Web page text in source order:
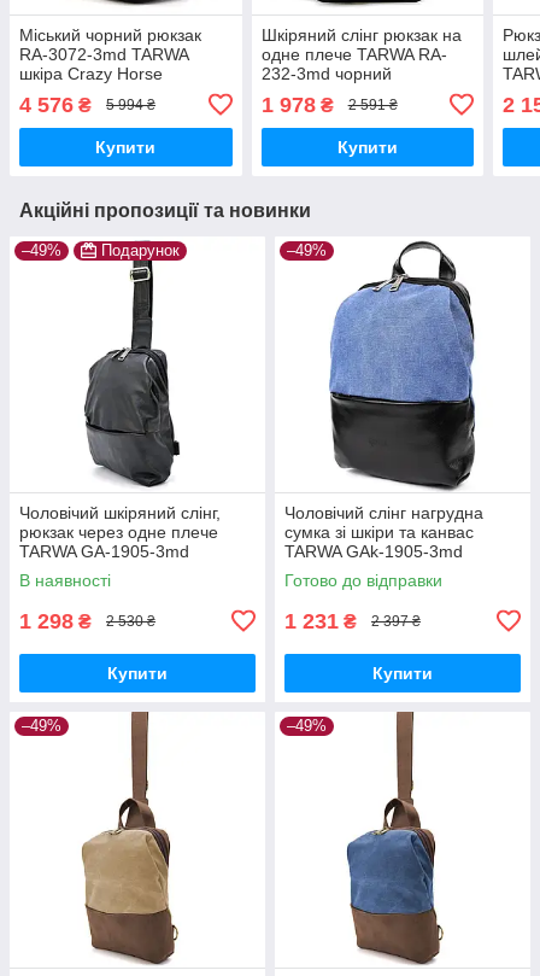
Міський чорний рюкзак
RA-3072-3md TARWA
шкіра Crazy Horse
4 576 ₴ 5 994 ₴
Купити
Шкіряний слінг рюкзак на
одне плече TARWA RA-
232-3md чорний
1 978₴ 2 591 ₴
Купити
2
Акційні пропозиції та новинки
–49% Подарунок
Чоловічий шкіряний слінг,
рюкзак через одне плече
TARWA GA-1905-3md
В наявності
1 298 ₴ 2 530 ₴
Купити
–49%
Чоловічий слінг нагрудна
сумка зі шкіри та канвас
TARWA GAk-1905-3md
Готово до відправки
1 231 ₴ 2 397 ₴
Купити
–49% –49%